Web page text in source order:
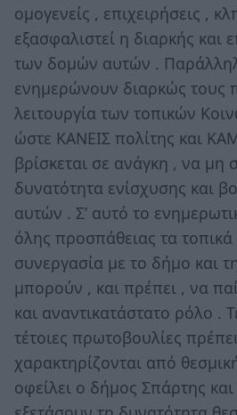
ομογενείς , επιχειρήσεις ,
εξασφαλιστεί η διαρκής και
των δομών αυτών .
ενημερώνουν διαρκώς τους
λειτουργία των τοπικών
ώστε ΚΑΝΕΙΣ πολίτης και
βρίσκεται σε ανάγκη , να μη
δυνατότητα ενίσχυσης και
αυτών . Σ’ αυτό το
όλης προσπάθειας τα
συνεργασία με το δήμο και
μπορούν , και πρέπει , να
και αναντικατάστατο ρόλο .
τέτοιες πρωτοβουλίες
χαρακτηρίζονται από
οφείλει ο δήμος Σπάρτης